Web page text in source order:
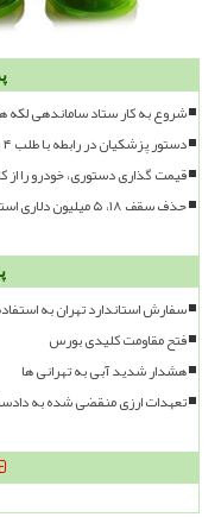
شروع به کار ستاد ساماندهی لکه
دستور پزشکیان در رابطه با طلب ۴ میلیارد یورویی تامین کنندگان کالاهای اساسی
قیمت گذاری دستوری، خودرو را از
حذف سقف ۱۸، ۵ میلیون دلاری استانی برای واردات کالاهای اساسی از مرزها
سفارش استاندارد تهران به
فتح مقاومت کلیدی بورس
هشدار شدید آبی به تهرانی ها
تعهدات ارزی منقضی شده به